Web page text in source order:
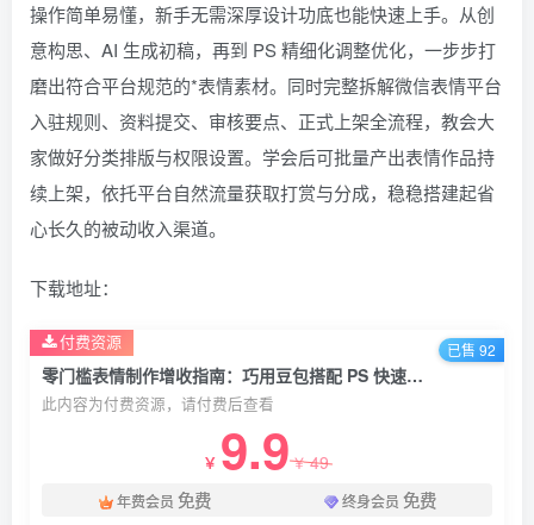
操作简单易懂，新手无需深厚设计功底也能快速上手。从创
意构思、AI 生成初稿，再到 PS 精细化调整优化，一步步打
磨出符合平台规范的*表情素材。同时完整拆解微信表情平台
入驻规则、资料提交、审核要点、正式上架全流程，教会大
家做好分类排版与权限设置。学会后可批量产出表情作品持
续上架，依托平台自然流量获取打赏与分成，稳稳搭建起省
心长久的被动收入渠道。
下载地址：
零门槛表情制作增收指南：巧用豆包搭配 PS 快速出图，手把手教微信表情上架变现
此内容为付费资源，请付费后查看
￥ 9.9￥49
年费会员 免费 终身会员 免费
付费资源 已售 92